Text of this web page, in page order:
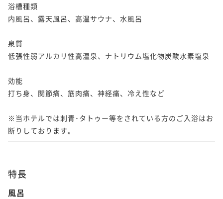
浴槽種類
内風呂、露天風呂、高温サウナ、水風呂
泉質
低張性弱アルカリ性高温泉、ナトリウム塩化物炭酸水素塩泉
効能
打ち身、関節痛、筋肉痛、神経痛、冷え性など
※当ホテルでは刺青･タトゥー等をされている方のご入浴はお
断りしております。
特長
風呂